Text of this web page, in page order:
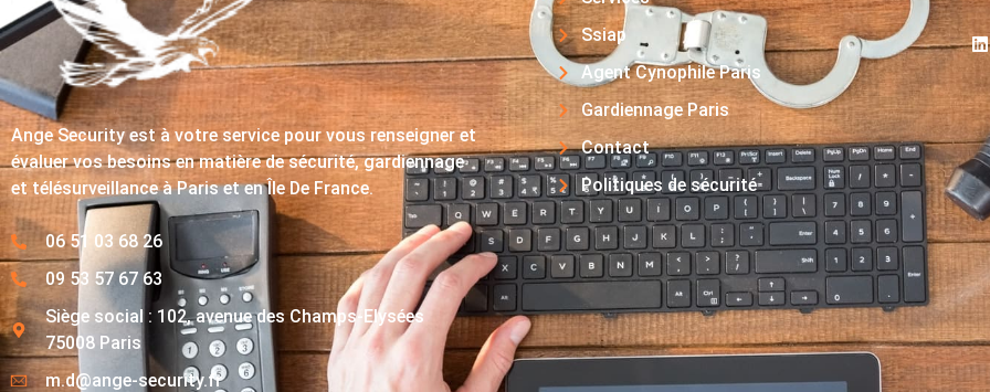
Ange Security est à votre service pour vous renseigner et
évaluer vos besoins en matière de sécurité, gardiennage
et télésurveillance à Paris et en Île De France.
06 51 03 68 26
09 53 57 67 63
Siège social : 102, avenue des Champs-Elysées
75008 Paris
m.d@ange-security.fr
Ssiap
Agent Cynophile Paris
Gardiennage Paris
Contact
Politiques de sécurité